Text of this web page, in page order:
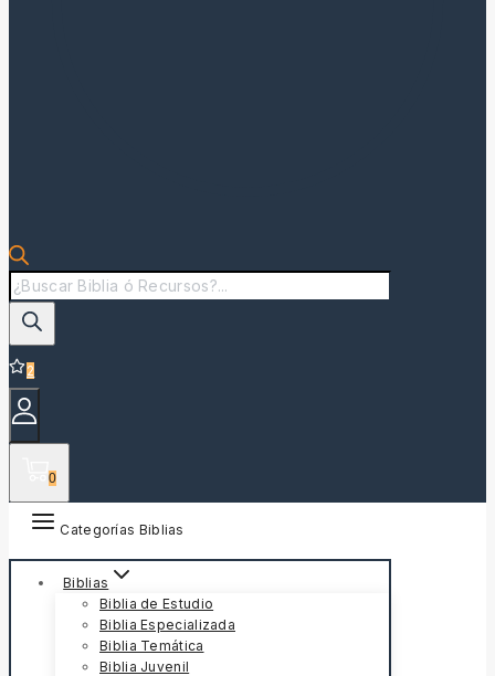
2
0
Categorías Biblias
Biblias
Biblia de Estudio
Biblia Especializada
Biblia Temática
Biblia Juvenil